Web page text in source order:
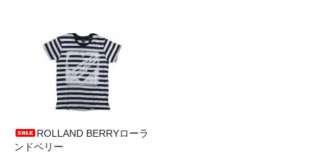
ROLLAND BERRYローラ
ンドベリー